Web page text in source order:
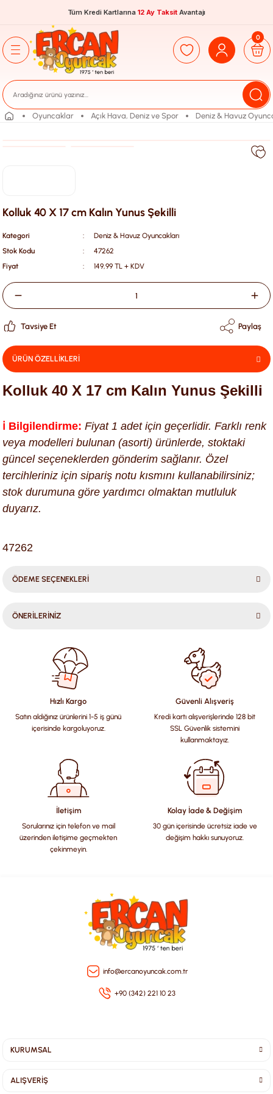
Tüm Kredi Kartlarına 12 Ay Taksit Avantajı
0
Oyuncaklar Açık Hava, Deniz ve Spor Deniz & Havuz
Kolluk 40 X 17 cm Kalın Yunus Şekilli
Kategori
Deniz & Havuz Oyuncakları
Stok Kodu
47262
Fiyat
149,99 TL + KDV
Tavsiye Et Paylaş
ÜRÜN ÖZELLİKLERİ
Kolluk 40 X 17 cm Kalın Yunus Şekilli
ℹ️ Bilgilendirme: Fiyat 1 adet için geçerlidir. Farklı renk
veya modelleri bulunan (asorti) ürünlerde, stoktaki
güncel seçeneklerden gönderim sağlanır. Özel
tercihleriniz için sipariş notu kısmını kullanabilirsiniz;
stok durumuna göre yardımcı olmaktan mutluluk
duyarız.
47262
ÖDEME SEÇENEKLERİ
ÖNERİLERİNİZ
konularda yetersiz gördüğünüz noktaları öneri formunu
kullanarak tarafımıza iletebilirsiniz.
Görüş ve önerileriniz için teşekkür ederiz.
Ürün resmi kalitesiz, bozuk veya görüntülenemiyor.
Ürün açıklamasında eksik bilgiler bulunuyor.
Ürün bilgilerinde hatalar bulunuyor.
Ürün fiyatı diğer sitelerden daha pahalı.
Bu ürüne benzer farklı alternatifler olmalı.
Hızlı Kargo
Satın aldığınız ürünlerini 1-5 iş günü
içerisinde kargoluyoruz.
Güvenli Alışveriş
Kredi kartı alışverişlerinde 128 bit
SSL Güvenlik sistemini
kullanmaktayız.
İletişim
Sorularınız için telefon ve mail
üzerinden iletişime geçmekten
çekinmeyin.
Kolay İade & Değişim
30 gün içerisinde ücretsiz iade ve
değişim hakkı sunuyoruz.
info@ercanoyuncak.com.tr
+90 (342) 221 10 23
KURUMSAL
ALIŞVERİŞ